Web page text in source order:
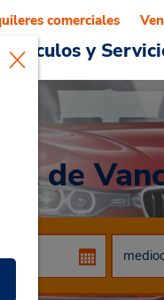
Vehículos y
comerciales
de